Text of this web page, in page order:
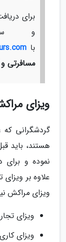
برای
و
با
مسافرتی
ویزای
گردشگرانی که
هستند، باید
نموده و برای
علاوه بر
ویزای مراکش
ویزای
ویزای کاری